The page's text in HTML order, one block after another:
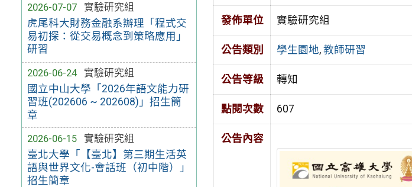
2026-07-07
實驗研究組
虎尾科大財務金融系辦理「程式交
易初探：從交易概念到策略應用」
研習
2026-06-24
實驗研究組
國立中山大學「2026年語文能力研
習班(202606 ~ 202608)」招生簡
章
2026-06-15
實驗研究組
臺北大學「【臺北】第三期生活英
語與世界文化-會話班（初中階）」
招生簡章
發佈單位 實驗研究組
公告類別 學生園地, 教師研習
公告等級 轉知
點閱次數 607
公告內容